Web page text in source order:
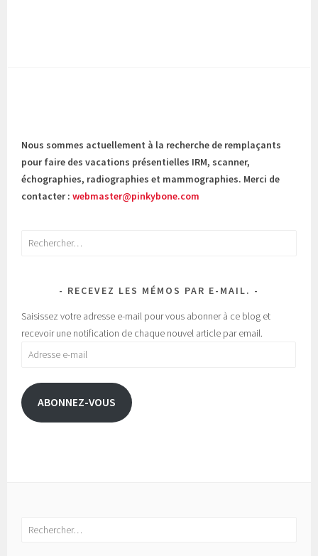
Nous sommes actuellement à la recherche de remplaçants
pour faire des vacations présentielles IRM, scanner,
échographies, radiographies et mammographies. Merci de
contacter :webmaster@pinkybone.com
Rechercher :
RECEVEZ LES MÉMOS PAR E-MAIL.
Saisissez votre adresse e-mail pour vous abonner à ce blog et
recevoir une notification de chaque nouvel article par email.
Adresse
mail
ABONNEZ-VOUS
Rechercher :